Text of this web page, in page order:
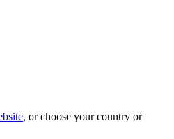
, or choose your country or